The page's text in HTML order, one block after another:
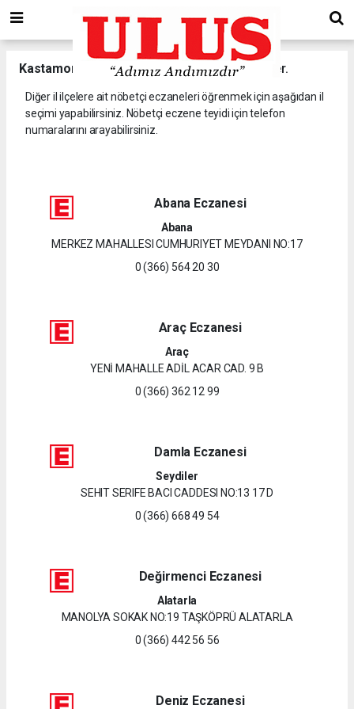
Kastamonu il ve ilçelerine ait nöbetçi eczaneler.
Diğer il ilçelere ait nöbetçi eczaneleri öğrenmek için aşağıdan il
seçimi yapabilirsiniz. Nöbetçi eczene teyidi için telefon
numaralarını arayabilirsiniz.
Abana Eczanesi
Abana
MERKEZ MAHALLESI CUMHURIYET MEYDANI NO:17
0 (366) 564 20 30
Araç Eczanesi
Araç
YENİ MAHALLE ADİL ACAR CAD. 9 B
0 (366) 362 12 99
Damla Eczanesi
Seydiler
SEHIT SERIFE BACI CADDESI NO:13 17 D
0 (366) 668 49 54
Değirmenci Eczanesi
Alatarla
MANOLYA SOKAK NO:19 TAŞKÖPRÜ ALATARLA
0 (366) 442 56 56
Deniz Eczanesi